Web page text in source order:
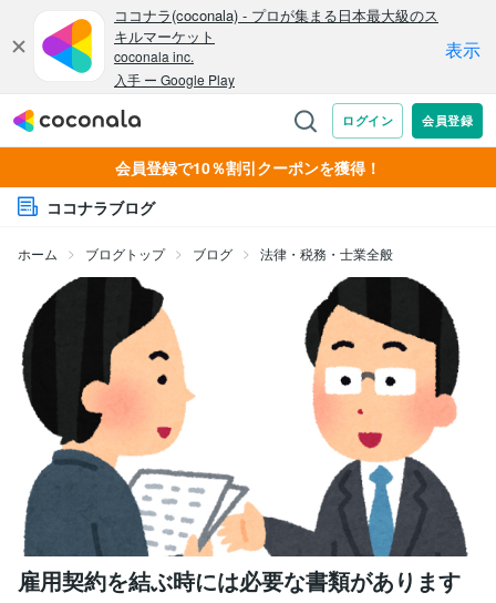
会員登録で10％割引クーポンを獲得！
ココナラブログ
ホーム ブログトップ ブログ 法律・税務・士業全般
雇用契約を結ぶ時には必要な書類があります